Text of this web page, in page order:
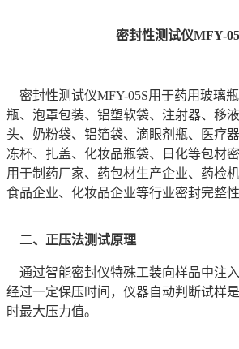
密封性测试仪MFY-
密封性测试仪MFY-05S用于药用玻璃
瓶、泡罩包装、铝塑软袋、注射器、移
头、奶粉袋、铝箔袋、滴眼剂瓶、医疗
冻杯、扎盖、化妆品瓶袋、日化等包材
用于制药厂家、药包材生产企业、药检
食品企业、化妆品企业等行业密封完整性
二、正压法测试原理
通过智能密封仪特殊工装向样品中注入
经过一定保压时间，仪器自动判断试样
时最大压力值。